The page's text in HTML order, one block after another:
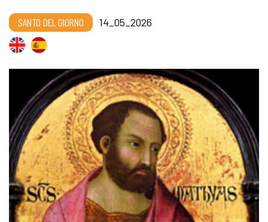
SANTO DEL GIORNO 14_05_2026